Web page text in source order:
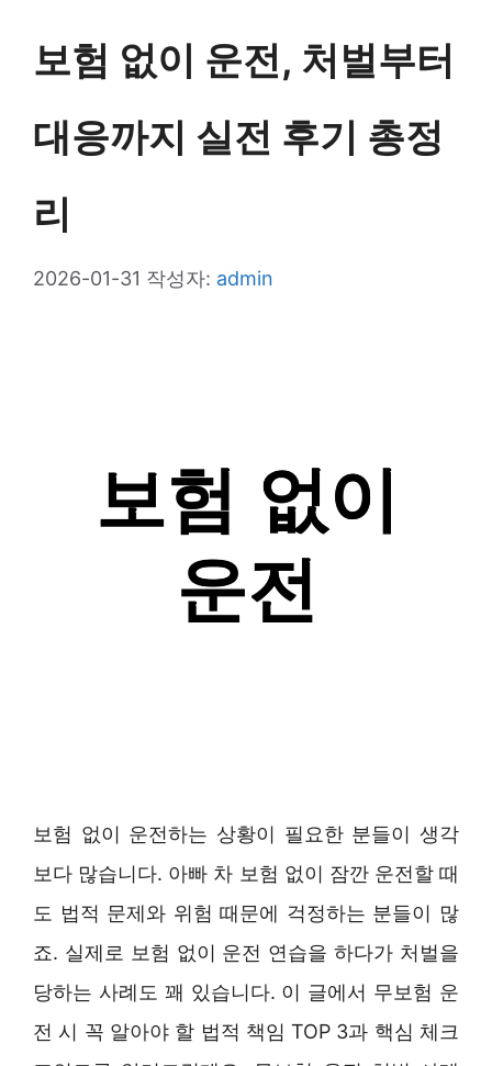
보험 없이 운전, 처벌부터
대응까지 실전 후기 총정
리
2026-01-31 작성자: admin
보험 없이 운전하는 상황이 필요한 분들이 생각
보다 많습니다. 아빠 차 보험 없이 잠깐 운전할 때
도 법적 문제와 위험 때문에 걱정하는 분들이 많
죠. 실제로 보험 없이 운전 연습을 하다가 처벌을
당하는 사례도 꽤 있습니다. 이 글에서 무보험 운
전 시 꼭 알아야 할 법적 책임 TOP 3과 핵심 체크